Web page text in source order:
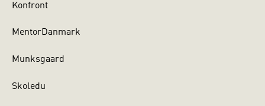
Konfront
MentorDanmark
Munksgaard
Skoledu